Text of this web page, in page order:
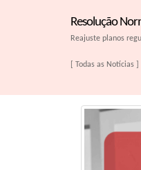
Resolução
Reajuste planos
[ Todas as Notícias ]